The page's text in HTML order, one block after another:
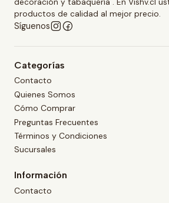
decoración y tabaquería . En Vishv.cl
productos de calidad al mejor precio.
Síguenos
Categorías
Contacto
Quienes Somos
Cómo Comprar
Preguntas Frecuentes
Términos y Condiciones
Sucursales
Información
Contacto